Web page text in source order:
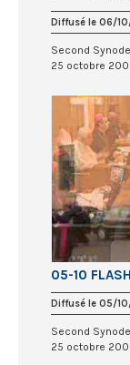
Diffusé le 06/
Second
25 octobre
05-10
Diffusé le 05/
Second
25 octobre